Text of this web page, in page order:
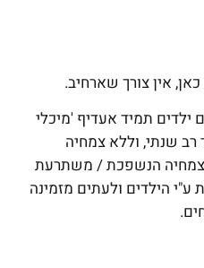
אין צורך שארחיב.
תמיד אעדיף 'מיכלי
וללא צמחיה
הנשפכת / משתרעת
הילדים ולעתים מזמינה